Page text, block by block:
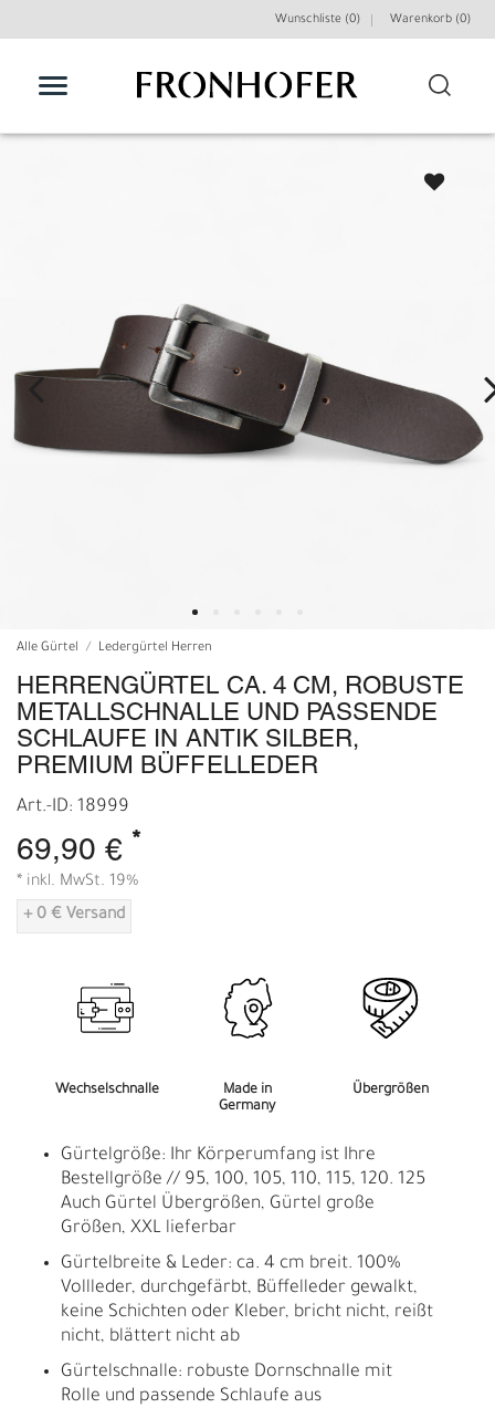
Wunschliste (0) Warenkorb (0)
Alle Gürtel Ledergürtel Herren
HERRENGÜRTEL CA. 4 CM, ROBUSTE
METALLSCHNALLE UND PASSENDE
SCHLAUFE IN ANTIK SILBER,
PREMIUM BÜFFELLEDER
Art.-ID: 18999
69,90 € *
* inkl. MwSt. 19%
+ 0 € Versand
Wechselschnalle
Made in
Germany
Übergrößen
Gürtelgröße: Ihr Körperumfang ist Ihre
Bestellgröße // 95, 100, 105, 110, 115, 120. 125
Auch Gürtel Übergrößen, Gürtel große
Größen, XXL lieferbar
Gürtelbreite & Leder: ca. 4 cm breit. 100%
Vollleder, durchgefärbt, Büffelleder gewalkt,
keine Schichten oder Kleber, bricht nicht, reißt
nicht, blättert nicht ab
Gürtelschnalle: robuste Dornschnalle mit
Rolle und passende Schlaufe aus